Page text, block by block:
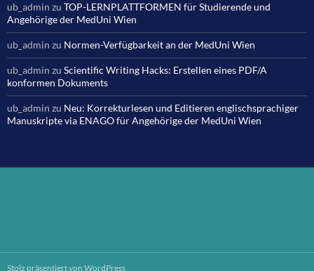
ub_admin zu TOP-LERNPLATTFORMEN für Studierende und
Angehörige der MedUni Wien
ub_admin zu Normen-Verfügbarkeit an der MedUni Wien
ub_admin zu Scientific Writing Hacks: Erstellen eines PDF/A
konformen Dokuments
ub_admin zu Neu: Korrekturlesen und Editieren englischsprachiger
Manuskripte via ENAGO für Angehörige der MedUni Wien
Stolz präsentiert von WordPress